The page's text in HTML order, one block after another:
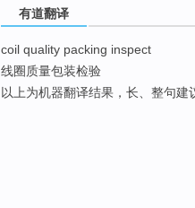
有道翻译
coil quality packing inspect
线圈质量包装检验
以上为机器翻译结果，长、整句建